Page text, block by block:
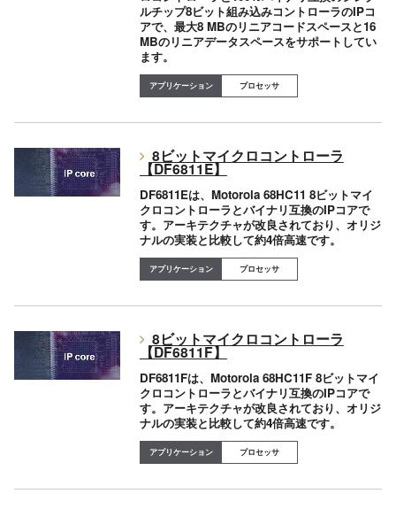
ルチップ8ビット組み込みコントローラのIPコ
アで、最大8 MBのリニアコードスペースと16
MBのリニアデータスペースをサポートしてい
ます。
プロセッサ
8ビットマイクロコントローラ
【DF6811E】
DF6811Eは、Motorola 68HC11 8ビットマイ
クロコントローラとバイナリ互換のIPコアで
す。アーキテクチャが改良されており、オリジ
ナルの実装と比較して約4倍高速です。
プロセッサ
8ビットマイクロコントローラ
【DF6811F】
DF6811Fは、Motorola 68HC11F 8ビットマイ
クロコントローラとバイナリ互換のIPコアで
す。アーキテクチャが改良されており、オリジ
ナルの実装と比較して約4倍高速です。
プロセッサ